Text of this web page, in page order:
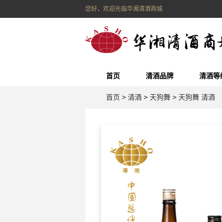
您好，欢迎光临华湘清酒商城
首页 清酒品牌 清酒等
首页 > 清酒 > 天狗舞 > 天狗舞 清酒